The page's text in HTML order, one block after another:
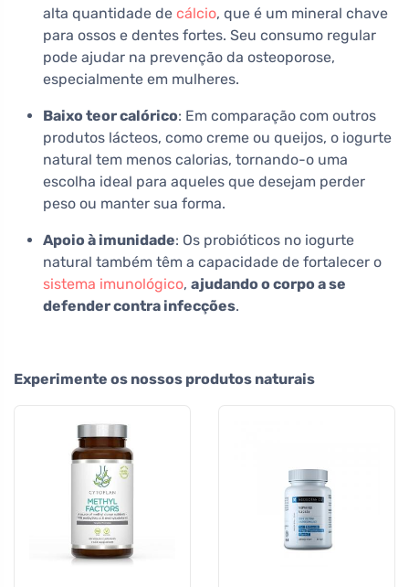
alta quantidade de cálcio, que é um mineral chave
para ossos e dentes fortes. Seu consumo regular
pode ajudar na prevenção da osteoporose,
especialmente em mulheres.
Baixo teor calórico: Em comparação com outros
produtos lácteos, como creme ou queijos, o iogurte
natural tem menos calorias, tornando-o uma
escolha ideal para aqueles que desejam perder
peso ou manter sua forma.
Apoio à imunidade: Os probióticos no iogurte
natural também têm a capacidade de fortalecer o
sistema imunológico, ajudando o corpo a se
defender contra infecções.
Experimente os nossos produtos naturais